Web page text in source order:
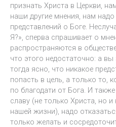
признать Христа в Церкви,
наши другие мнения, нам
представлений о Боге.
Я?», сперва спрашивает о
распространяются в
что этого недостаточно: а
тогда ясно, что никакое
попасть в цель, а только то,
по благодати от Бога. И
славу (не только Христа, но
нашей жизни), надо
только желать и